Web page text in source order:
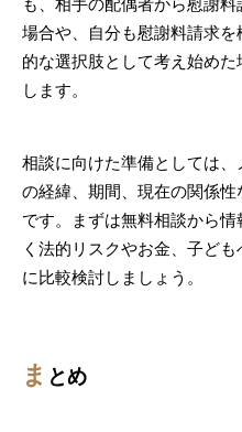
場合や、自分も慰謝料請求
的な選択肢として考え始め
します。
相談に向けた準備としては
の経緯、期間、現在の関係
です。まずは無料相談から
く法的リスクやお金、子ど
に比較検討しましょう。
ま とめ